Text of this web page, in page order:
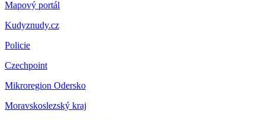
Mapový portál
Kudyznudy.cz
Policie
Czechpoint
Mikroregion Odersko
Moravskoslezský kraj